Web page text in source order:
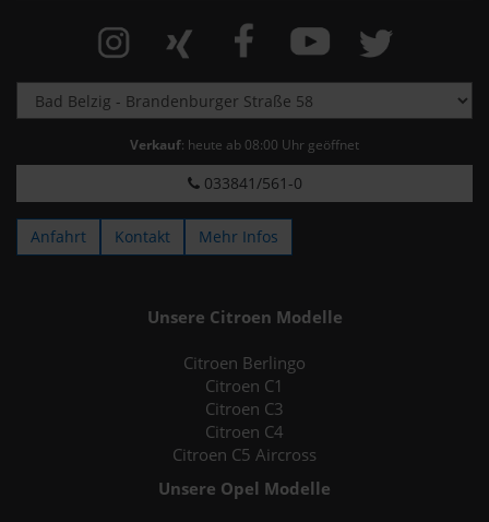
Verkauf: heute ab 08:00 Uhr geöffnet
033841/561-0
Anfahrt Kontakt Mehr Infos
Unsere Citroen Modelle
Citroen Berlingo
Citroen C1
Citroen C3
Citroen C4
Citroen C5 Aircross
Unsere Opel Modelle